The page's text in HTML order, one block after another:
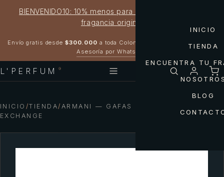
BIENVENIDO10: 10% menos para estrenar tu próxima
fragancia original
Envío gratis desde $300.000 a toda Colombia
Asesoría por WhatsApp
L'PERFUM ®
INICIO
TIENDA
ENCUENTRA TU
BLOG
INICIO /TIENDA/ ARMANI — GAFAS AR6026 ARMANI
EXCHANGE